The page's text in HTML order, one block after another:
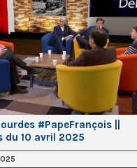
#PapeFrançois ||
du 10 avril 2025